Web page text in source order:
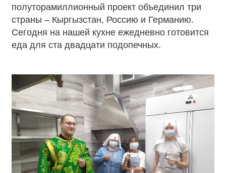
полуторамиллионный проект объединил три
страны – Кыргызстан, Россию и Германию.
Сегодня на нашей кухне ежедневно готовится
еда для ста двадцати подопечных.